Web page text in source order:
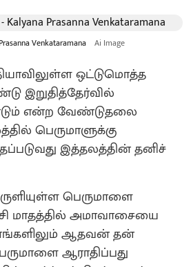
Venkataramana Ai Image
ஒட்டுமொத்த
இறுதித்தேர்வில்
என்ற வேண்டுதலை
பெருமாளுக்கு
இத்தலத்தின் தனிச்
பெருமாளை
மாதத்தில் அமாவாசையை
ஆதவன் தன்
ஆராதிப்பது